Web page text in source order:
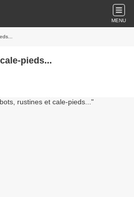
MENU
pieds...